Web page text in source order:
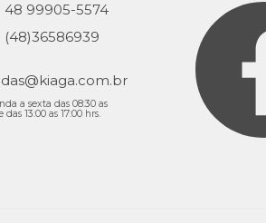
48 99905-5574
(48)36586939
a sexta das 08:30 as
das 13:00 as 17:00 hrs.